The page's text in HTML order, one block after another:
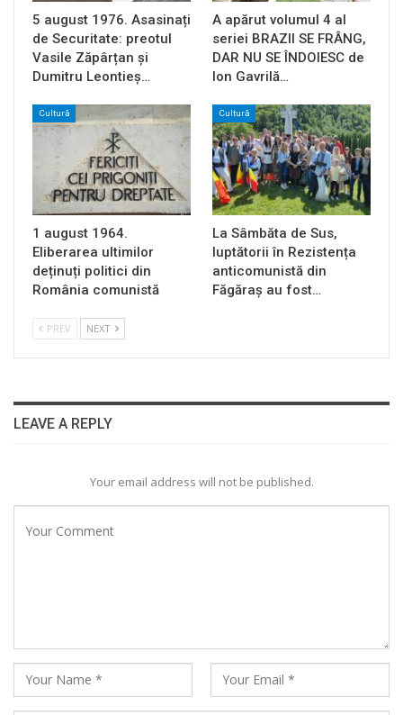
5 august 1976. Asasinați
de Securitate: preotul
Vasile Zăpârțan și
Dumitru Leontieș…
A apărut volumul 4 al
seriei BRAZII SE FRÂNG,
DAR NU SE ÎNDOIESC de
Ion Gavrilă…
Cultură
1 august 1964.
Eliberarea ultimilor
deținuți politici din
România comunistă
Cultură
La Sâmbăta de Sus,
luptătorii în Rezistența
anticomunistă din
Făgăraș au fost…
PREV NEXT
LEAVE A REPLY
Your email address will not be published.